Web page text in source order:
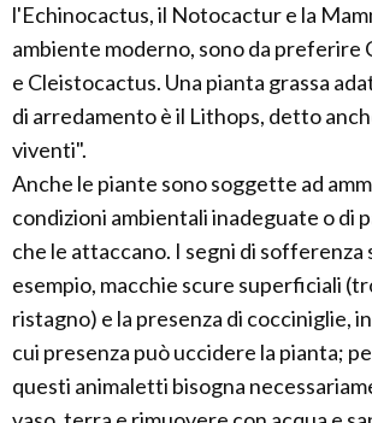
l'Echinocactus, il Notocactur e la
ambiente moderno, sono da preferire
e Cleistocactus. Una pianta grassa
di arredamento è il Lithops, detto
viventi".
Anche le piante sono soggette ad
condizioni ambientali inadeguate o di
che le attaccano. I segni di sofferenza
esempio, macchie scure superficiali
ristagno) e la presenza di cocciniglie,
cui presenza può uccidere la pianta;
questi animaletti bisogna